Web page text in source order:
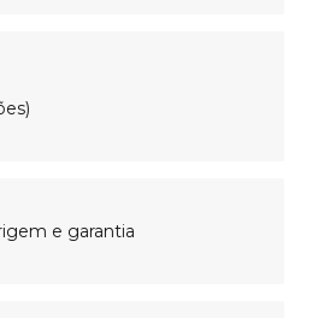
e garantia